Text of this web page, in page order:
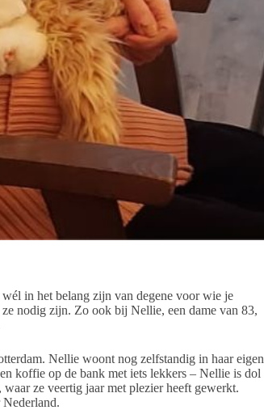
in het belang zijn van degene voor wie je
nodig zijn. Zo ook bij Nellie, een dame van 83,
Nellie woont nog zelfstandig in haar eigen
koffie op de bank met iets lekkers – Nellie is dol
ze veertig jaar met plezier heeft gewerkt.